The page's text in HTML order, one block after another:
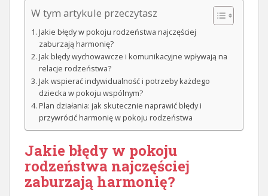
W tym artykule przeczytasz
Jakie błędy w pokoju rodzeństwa najczęściej
zaburzają harmonię?
Jak błędy wychowawcze i komunikacyjne wpływają na
relacje rodzeństwa?
Jak wspierać indywidualność i potrzeby każdego
dziecka w pokoju wspólnym?
Plan działania: jak skutecznie naprawić błędy i
przywrócić harmonię w pokoju rodzeństwa
Jakie błędy w pokoju
rodzeństwa najczęściej
zaburzają harmonię?